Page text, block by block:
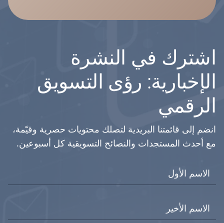
اشترك في النشرة
الإخبارية: رؤى التسويق
الرقمي
انضم إلى قائمتنا البريدية لتصلك محتويات حصرية وقيّمة،
مع أحدث المستجدات والنصائح التسويقية كل أسبوعين.